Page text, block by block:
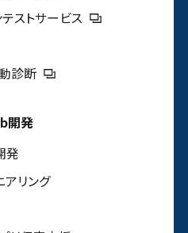
ストサービス
診断
開発
発
アリング